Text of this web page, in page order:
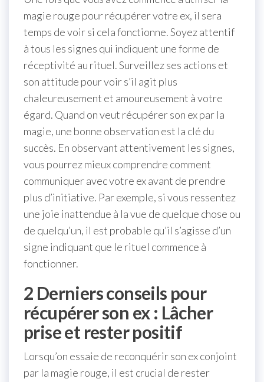
magie rouge pour récupérer votre ex, il sera
temps de voir si cela fonctionne. Soyez attentif
à tous les signes qui indiquent une forme de
réceptivité au rituel. Surveillez ses actions et
son attitude pour voir s’il agit plus
chaleureusement et amoureusement à votre
égard. Quand on veut récupérer son ex par la
magie, une bonne observation est la clé du
succès. En observant attentivement les signes,
vous pourrez mieux comprendre comment
communiquer avec votre ex avant de prendre
plus d’initiative. Par exemple, si vous ressentez
une joie inattendue à la vue de quelque chose ou
de quelqu’un, il est probable qu’il s’agisse d’un
signe indiquant que le rituel commence à
fonctionner.
2 Derniers conseils pour
récupérer son ex : Lâcher
prise et rester positif
Lorsqu’on essaie de reconquérir son ex conjoint
par la magie rouge, il est crucial de rester